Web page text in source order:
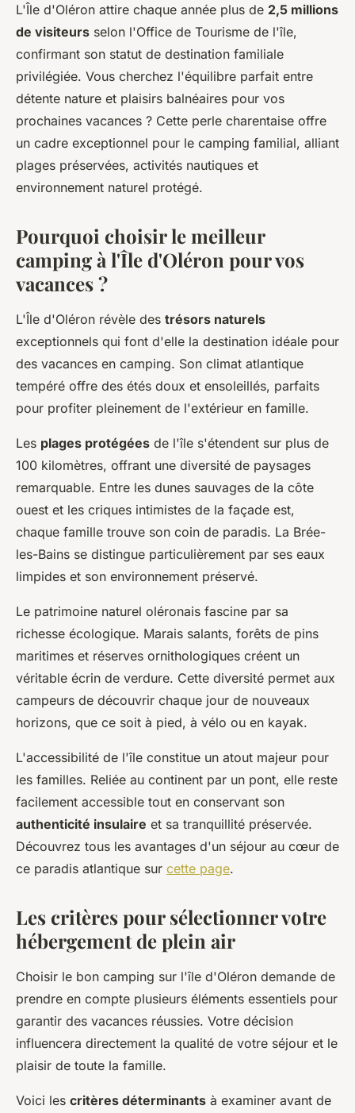
L'Île d'Oléron attire chaque année plus de 2,5 millions
de visiteurs selon l'Office de Tourisme de l'île,
confirmant son statut de destination familiale
privilégiée. Vous cherchez l'équilibre parfait entre
détente nature et plaisirs balnéaires pour vos
prochaines vacances ? Cette perle charentaise offre
un cadre exceptionnel pour le camping familial, alliant
plages préservées, activités nautiques et
environnement naturel protégé.
Pourquoi choisir le meilleur
camping à l'Île d'Oléron pour vos
vacances ?
L'Île d'Oléron révèle des trésors naturels
exceptionnels qui font d'elle la destination idéale pour
des vacances en camping. Son climat atlantique
tempéré offre des étés doux et ensoleillés, parfaits
pour profiter pleinement de l'extérieur en famille.
Les plages protégées de l'île s'étendent sur plus de
100 kilomètres, offrant une diversité de paysages
remarquable. Entre les dunes sauvages de la côte
ouest et les criques intimistes de la façade est,
chaque famille trouve son coin de paradis. La Brée-
les-Bains se distingue particulièrement par ses eaux
limpides et son environnement préservé.
Le patrimoine naturel oléronais fascine par sa
richesse écologique. Marais salants, forêts de pins
maritimes et réserves ornithologiques créent un
véritable écrin de verdure. Cette diversité permet aux
campeurs de découvrir chaque jour de nouveaux
horizons, que ce soit à pied, à vélo ou en kayak.
L'accessibilité de l'île constitue un atout majeur pour
les familles. Reliée au continent par un pont, elle reste
facilement accessible tout en conservant son
authenticité insulaire et sa tranquillité préservée.
Découvrez tous les avantages d'un séjour au cœur de
ce paradis atlantique sur cette page.
Les critères pour sélectionner votre
hébergement de plein air
Choisir le bon camping sur l'île d'Oléron demande de
prendre en compte plusieurs éléments essentiels pour
garantir des vacances réussies. Votre décision
influencera directement la qualité de votre séjour et le
plaisir de toute la famille.
Voici les critères déterminants à examiner avant de